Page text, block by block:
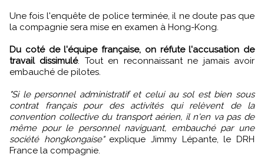
Une fois l'enquête de police terminée, il ne doute pas que
la compagnie sera mise en examen à Hong-Kong.
Du coté de l'équipe française, on réfute l'accusation de
travail dissimulé. Tout en reconnaissant ne jamais avoir
embauché de pilotes.
"Si le personnel administratif et celui au sol est bien sous
contrat français pour des activités qui relèvent de la
convention collective du transport aérien, il n'en va pas de
même pour le personnel naviguant, embauché par une
société hongkongaise"explique Jimmy Lépante, le DRH
France la compagnie.